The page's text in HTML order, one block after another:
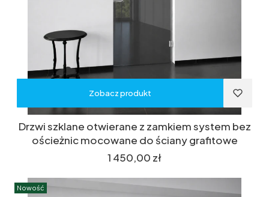
Zobacz produkt
Drzwi szklane otwierane z zamkiem system bez
ościeżnic mocowane do ściany grafitowe
Cena
1 450,00 zł
Nowość